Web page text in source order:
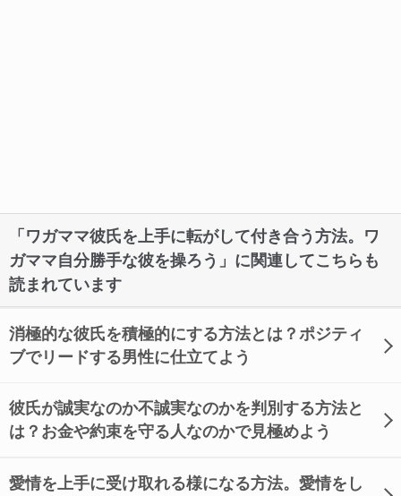
「ワガママ彼氏を上手に転がして付き合う方法。ワ
ガママ自分勝手な彼を操ろう」に関連してこちらも
読まれています
消極的な彼氏を積極的にする方法とは？ポジティ
ブでリードする男性に仕立てよう
彼氏が誠実なのか不誠実なのかを判別する方法と
は？お金や約束を守る人なのかで見極めよう
愛情を上手に受け取れる様になる方法。愛情をし